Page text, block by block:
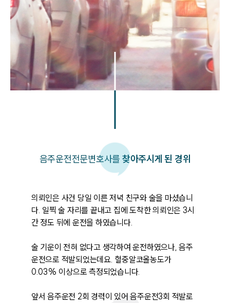
음주운전전문변호사를 찾아주시게 된 경위
의뢰인은 사건 당일 이른 저녁 친구와 술을 마셨습니
다. 일찍 술 자리를 끝내고 집에 도착한 의뢰인은 3시
간 정도 뒤에 운전을 하였습니다.
술 기운이 전혀 없다고 생각하여 운전하였으나, 음주
운전으로 적발되었는데요. 혈중알코올농도가
0.03% 이상으로 측정되었습니다.
앞서 음주운전 2회 경력이 있어 음주운전3회 적발로